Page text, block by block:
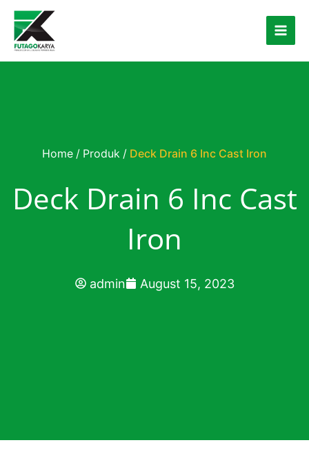
Skip to content
Home / Produk / Deck Drain 6 Inc Cast Iron
Deck Drain 6 Inc Cast
Iron
admin August 15, 2023